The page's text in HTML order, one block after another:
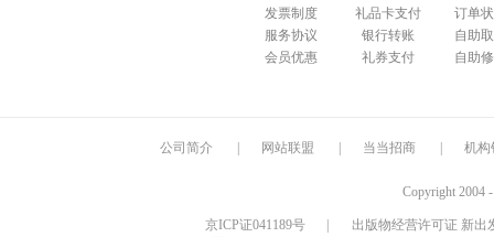
发票制度
服务协议
会员优惠
礼品卡支付
银行转账
礼券支付
订单
自助
自助
公司简介 网站联盟 当当招商 机构
Copyright 2004
京ICP证041189号
出版物经营许可证 新出